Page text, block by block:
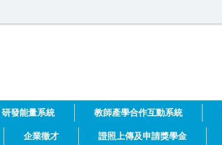
研發能量系統 教師產學合作互動系統
企業徵才 證照上傳及申請獎學金